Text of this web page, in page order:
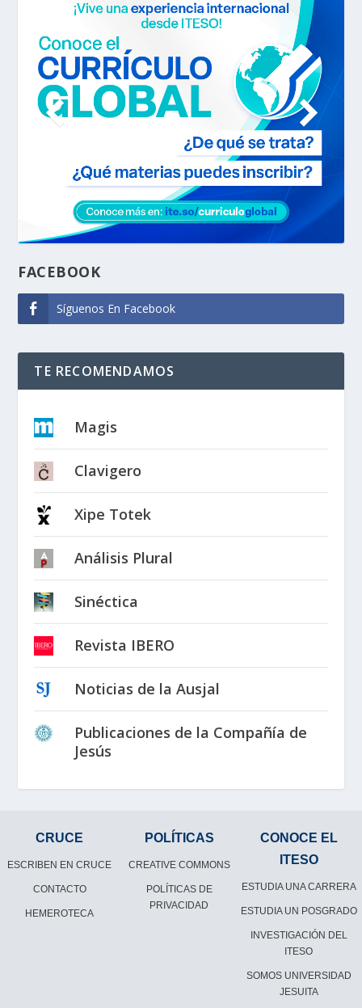
FACEBOOK
Síguenos En Facebook
TE RECOMENDAMOS
Magis
Clavigero
Xipe Totek
Análisis Plural
Sinéctica
Revista IBERO
Noticias de la Ausjal
Publicaciones de la Compañía de
Jesús
CRUCE
ESCRIBEN EN CRUCE
CONTACTO
HEMEROTECA
POLÍTICAS
CREATIVE COMMONS
POLÍTICAS DE
PRIVACIDAD
CONOCE EL
ITESO
ESTUDIA UNA CARRERA
ESTUDIA UN POSGRADO
INVESTIGACIÓN DEL
ITESO
SOMOS UNIVERSIDAD
JESUITA